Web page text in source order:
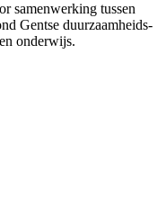
samenwerking tussen
Gentse duurzaamheids­
onderwijs.